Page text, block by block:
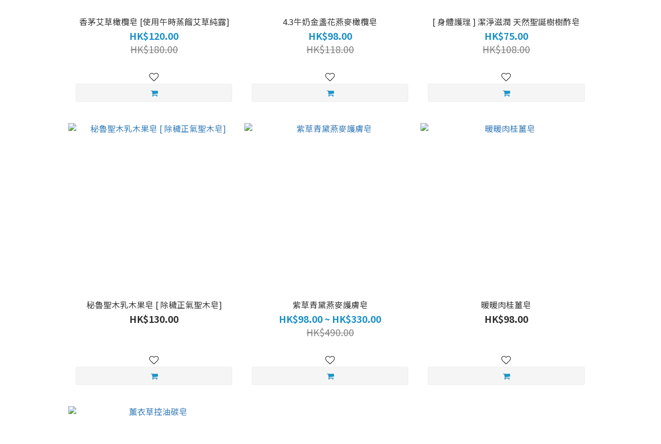
香茅艾草橄欖皂 [使用午時蒸餾艾草純露]
HK$120.00
HK$180.00
4.3牛奶金盞花燕麥橄欖皂
HK$98.00
HK$118.00
[ 身體護理 ] 潔淨滋潤 天然聖誕樹樹酢皂
HK$75.00
HK$108.00
秘魯聖木乳木果皂 [ 除穢正氣聖木皂]
HK$130.00
紫草青黛燕麥護膚皂
HK$98.00 ~ HK$330.00
HK$490.00
暖暖肉桂薑皂
HK$98.00